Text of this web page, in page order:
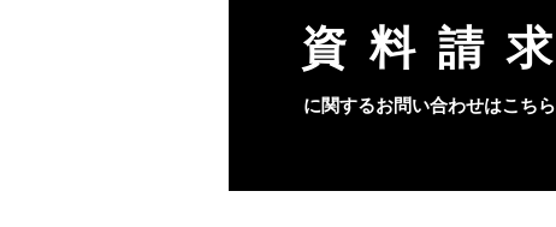
資料請求
に関するお問い合わせはこちら